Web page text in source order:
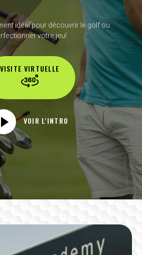
idéal pour découvrir le golf ou
votre jeu!
VISITE VIRTUELLE
VOIR L'INTRO